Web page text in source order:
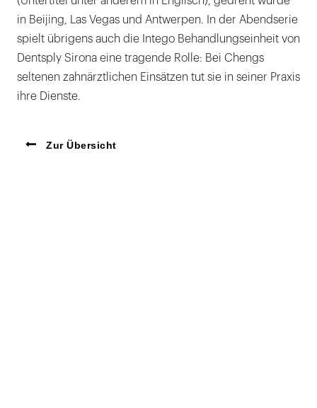
in Beijing, Las Vegas und Antwerpen. In der Abendserie
spielt übrigens auch die Intego Behandlungseinheit von
Dentsply Sirona eine tragende Rolle: Bei Chengs
seltenen zahnärztlichen Einsätzen tut sie in seiner Praxis
ihre Dienste.
Zur Übersicht